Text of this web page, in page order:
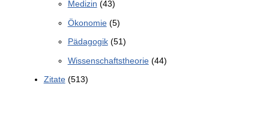
Medizin (43)
Ökonomie(5)
Pädagogik(51)
Wissenschaftstheorie(44)
Zitate(513)